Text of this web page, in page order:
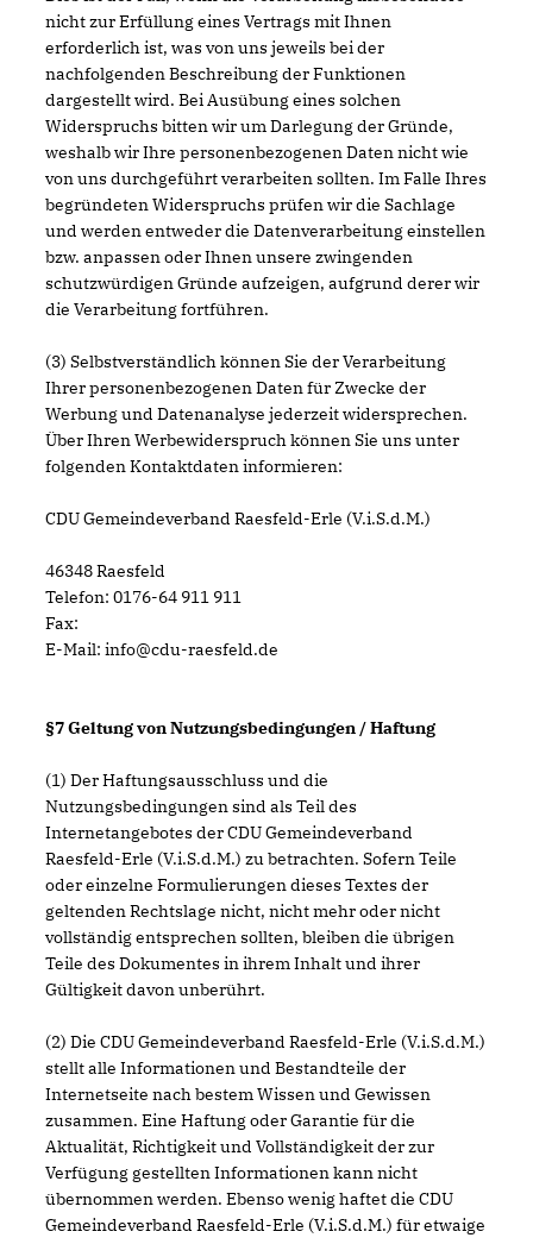
nicht zur Erfüllung eines Vertrags mit Ihnen
erforderlich ist, was von uns jeweils bei der
nachfolgenden Beschreibung der Funktionen
dargestellt wird. Bei Ausübung eines solchen
Widerspruchs bitten wir um Darlegung der Gründe,
weshalb wir Ihre personenbezogenen Daten nicht wie
von uns durchgeführt verarbeiten sollten. Im Falle Ihres
begründeten Widerspruchs prüfen wir die Sachlage
und werden entweder die Datenverarbeitung einstellen
bzw. anpassen oder Ihnen unsere zwingenden
schutzwürdigen Gründe aufzeigen, aufgrund derer wir
die Verarbeitung fortführen.
(3) Selbstverständlich können Sie der Verarbeitung
Ihrer personenbezogenen Daten für Zwecke der
Werbung und Datenanalyse jederzeit widersprechen.
Über Ihren Werbewiderspruch können Sie uns unter
folgenden Kontaktdaten informieren:
CDU Gemeindeverband Raesfeld-Erle (V.i.S.d.M.)
46348 Raesfeld
Telefon: 0176-64 911 911
Fax:
E-Mail: info@cdu-raesfeld.de
§7 Geltung von Nutzungsbedingungen / Haftung
(1) Der Haftungsausschluss und die
Nutzungsbedingungen sind als Teil des
Internetangebotes der CDU Gemeindeverband
Raesfeld-Erle (V.i.S.d.M.) zu betrachten. Sofern Teile
oder einzelne Formulierungen dieses Textes der
geltenden Rechtslage nicht, nicht mehr oder nicht
vollständig entsprechen sollten, bleiben die übrigen
Teile des Dokumentes in ihrem Inhalt und ihrer
Gültigkeit davon unberührt.
(2) Die CDU Gemeindeverband Raesfeld-Erle (V.i.S.d.M.)
stellt alle Informationen und Bestandteile der
Internetseite nach bestem Wissen und Gewissen
zusammen. Eine Haftung oder Garantie für die
Aktualität, Richtigkeit und Vollständigkeit der zur
Verfügung gestellten Informationen kann nicht
übernommen werden. Ebenso wenig haftet die CDU
Gemeindeverband Raesfeld-Erle (V.i.S.d.M.) für etwaige